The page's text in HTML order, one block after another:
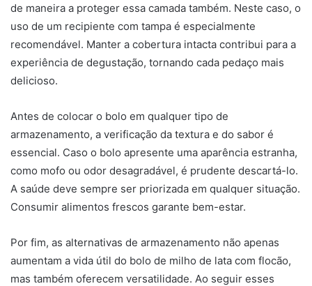
de maneira a proteger essa camada também. Neste caso, o
uso de um recipiente com tampa é especialmente
recomendável. Manter a cobertura intacta contribui para a
experiência de degustação, tornando cada pedaço mais
delicioso.
Antes de colocar o bolo em qualquer tipo de
armazenamento, a verificação da textura e do sabor é
essencial. Caso o bolo apresente uma aparência estranha,
como mofo ou odor desagradável, é prudente descartá-lo.
A saúde deve sempre ser priorizada em qualquer situação.
Consumir alimentos frescos garante bem-estar.
Por fim, as alternativas de armazenamento não apenas
aumentam a vida útil do bolo de milho de lata com flocão,
mas também oferecem versatilidade. Ao seguir esses